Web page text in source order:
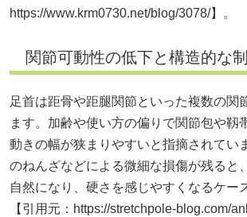
https://www.krm0730.net/blog/3078/】。
関節可動性の低下と構造的な
足首は距骨や距腿関節といった複数の関
ます。加齢や使い方の偏りで関節包や靱
動きの幅が狭まりやすいと指摘されてい
のねんざなどによる微細な損傷が残ると
自然になり、硬さを感じやすくなるケー
【引用元： https://stretchpole-blog.com/